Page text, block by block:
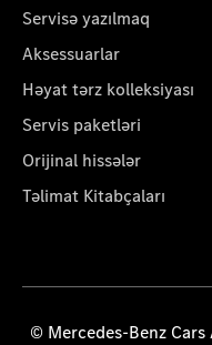
Servisə yazılmaq
Aksessuarlar
Həyat tərz kolleksiyası
Servis paketləri
Orijinal hissələr
Təlimat Kitabçaları
© Mercedes-Benz